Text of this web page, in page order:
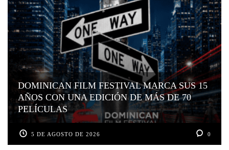
DOMINICAN FILM FESTIVAL MARCA SUS 15
AÑOS CON UNA EDICIÓN DE MÁS DE 70
PELÍCULAS
5 DE AGOSTO DE 2026 0